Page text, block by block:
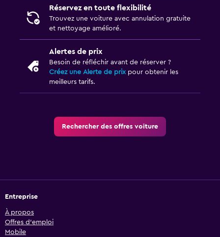
Réservez en toute flexibilité
Trouvez une voiture avec annulation gratuite
et nettoyage amélioré.
Alertes de prix
Besoin de réfléchir avant de réserver ?
Créez une Alerte de prixpour obtenir les
meilleurs tarifs.
Rechercher des offres voiture
Entreprise
À propos
Offres d’emploi
Mobile